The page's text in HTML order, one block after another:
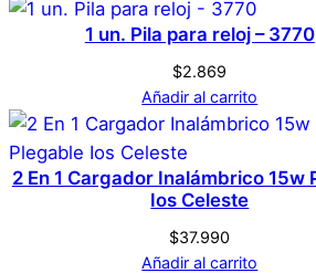
1 un. Pila para reloj – 3770
$2.869
Añadir al carrito
2 En 1 Cargador Inalámbrico 15w
Ios Celeste
$37.990
Añadir al carrito